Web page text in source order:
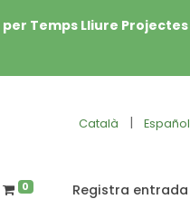
Temps Lliure Projectes
Català | Español
0 Registra entrada